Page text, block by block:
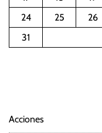
24
25 26
31
Acciones